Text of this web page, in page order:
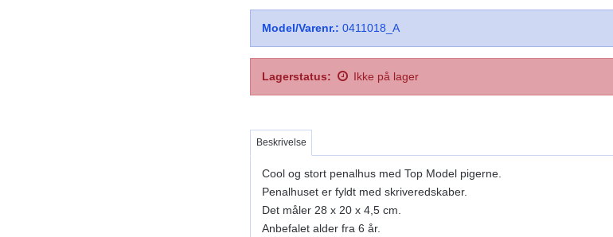
Model/Varenr.: 0411018_A
Lagerstatus: Ikke på lager
Beskrivelse
Cool og stort penalhus med Top Model pigerne.
Penalhuset er fyldt med skriveredskaber.
Det måler 28 x 20 x 4,5 cm.
Anbefalet alder fra 6 år.